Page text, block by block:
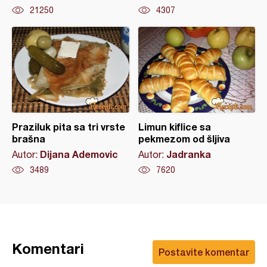
21250 4307
Praziluk pita sa tri vrste
brašna
Autor: Dijana Ademovic
3489
Limun kiflice sa
pekmezom od šljiva
Autor: Jadranka
7620
Postavite komentar
Komentari